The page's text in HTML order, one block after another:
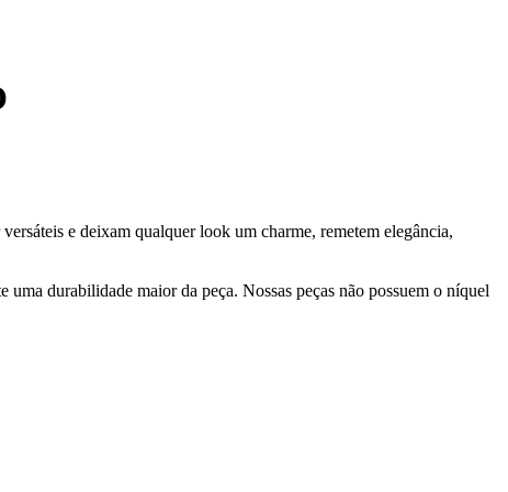
e deixam qualquer look um charme, remetem elegância,
durabilidade maior da peça. Nossas peças não possuem o níquel